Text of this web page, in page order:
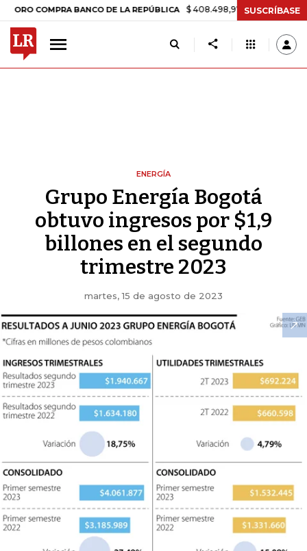
COMPRA BANCO DE LA REPÚBLICA $ 408.498,97 +$ 8.753,81 +2,19%
SUSCRÍBASE
ENERGÍA
Grupo Energía Bogotá
obtuvo ingresos por $1,9
billones en el segundo
trimestre 2023
martes, 15 de agosto de 2023